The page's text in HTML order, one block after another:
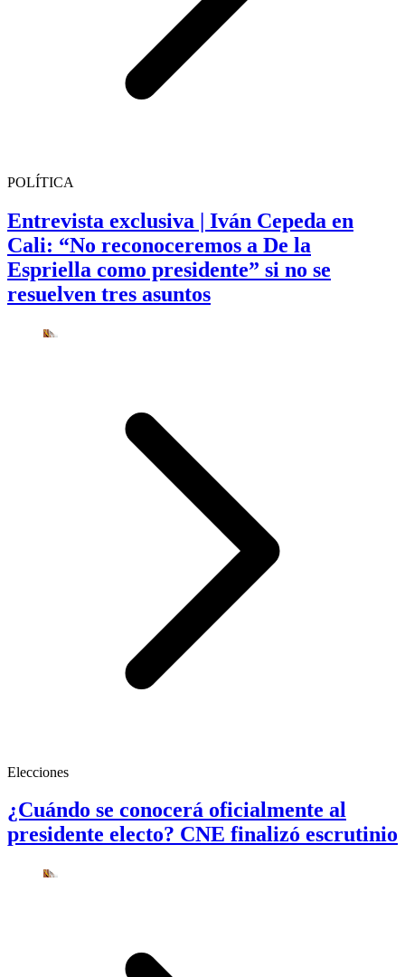
POLÍTICA
Entrevista exclusiva | Iván Cepeda en
Cali: “No reconoceremos a De la
Espriella como presidente” si no se
resuelven tres asuntos
Elecciones
¿Cuándo se conocerá oficialmente al
presidente electo? CNE finalizó escrutinio